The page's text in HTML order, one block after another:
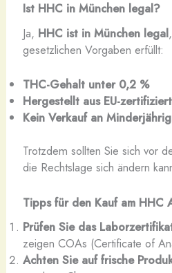
Ist HHC in München legal?
Ja, HHC ist in München legal
gesetzlichen Vorgaben erfüllt:
THC-Gehalt unter 0,2 %
Hergestellt aus EU-
Kein Verkauf an
Trotzdem sollten Sie sich vor
die Rechtslage sich ändern
Tipps für den Kauf am HHC
Prüfen Sie das
zeigen COAs (Certificate of
Achten Sie auf frische